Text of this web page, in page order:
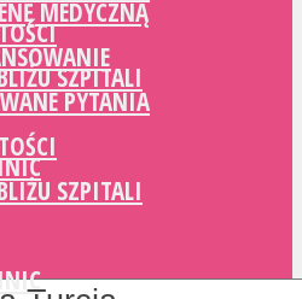
SZPITALI
MEDYCZNĄ
PYTANIA
SZPITALI